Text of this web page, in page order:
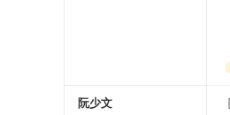
阮少文